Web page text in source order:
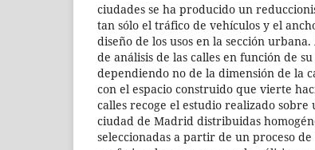
ciudades se ha producido un
tan sólo el tráfico de vehículos y el
diseño de los usos en la sección
de análisis de las calles en función de
dependiendo no de la dimensión de la
con el espacio construido que vierte
calles recoge el estudio realizado sobre
ciudad de Madrid distribuidas
seleccionadas a partir de un proceso